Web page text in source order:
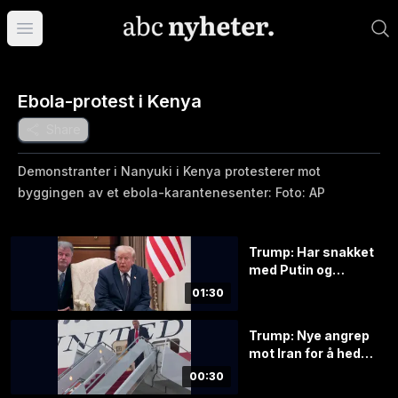
Åpne hovedmeny
Ebola-protest i Kenya
Demonstranter i Nanyuki i Kenya protesterer mot
byggingen av et ebola-karantenesenter: Foto: AP
01:30
Trump: Har snakket
med Putin og
00:30
Trump: Nye angrep
mot Iran for å hedre